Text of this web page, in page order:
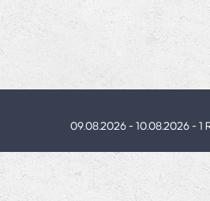
09.08.2026 - 10.08.2026 - 1